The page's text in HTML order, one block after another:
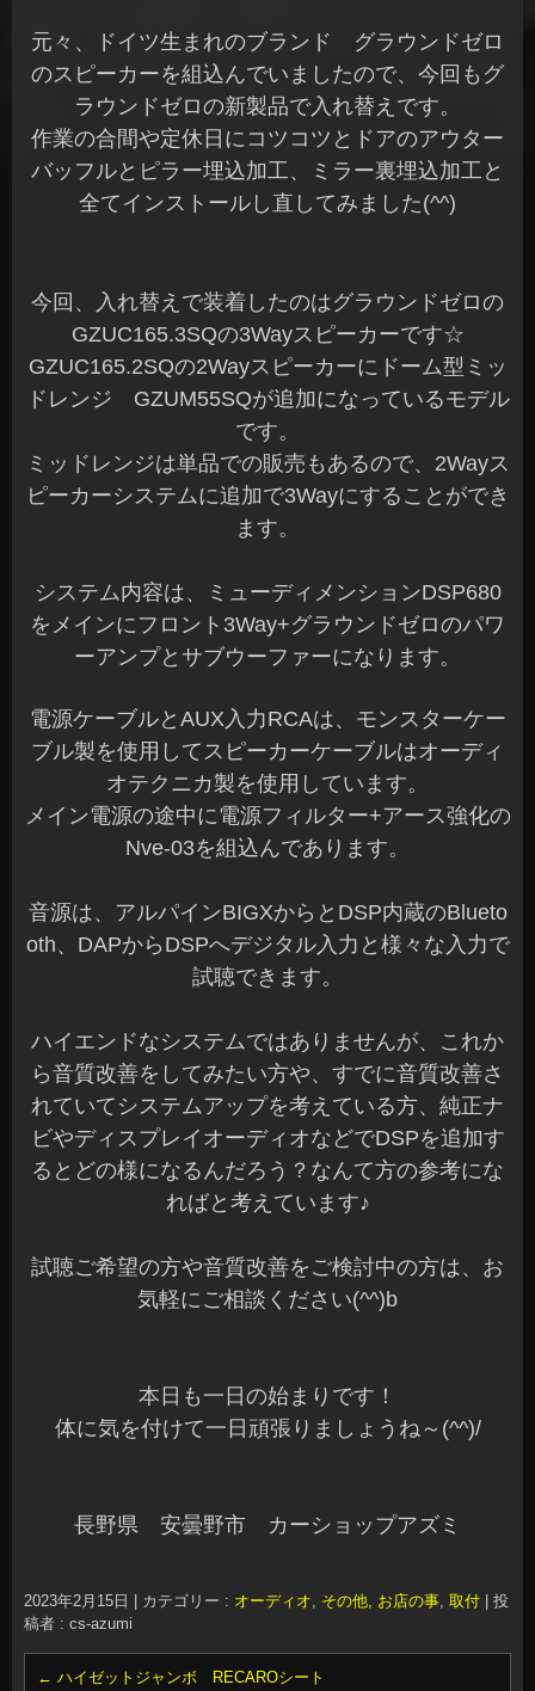
元々、ドイツ生まれのブランド グラウンドゼロ
のスピーカーを組込んでいましたので、今回もグ
ラウンドゼロの新製品で入れ替えです。
作業の合間や定休日にコツコツとドアのアウター
バッフルとピラー埋込加工、ミラー裏埋込加工と
全てインストールし直してみました(^^)
今回、入れ替えで装着したのはグラウンドゼロの
GZUC165.3SQの3Wayスピーカーです☆
GZUC165.2SQの2Wayスピーカーにドーム型ミッ
ドレンジ GZUM55SQが追加になっているモデル
です。
ミッドレンジは単品での販売もあるので、2Wayス
ピーカーシステムに追加で3Wayにすることができ
ます。
システム内容は、ミューディメンションDSP680
をメインにフロント3Way+グラウンドゼロのパワ
ーアンプとサブウーファーになります。
電源ケーブルとAUX入力RCAは、モンスターケー
ブル製を使用してスピーカーケーブルはオーディ
オテクニカ製を使用しています。
メイン電源の途中に電源フィルター+アース強化の
Nve-03を組込んであります。
音源は、アルパインBIGXからとDSP内蔵のBlueto
oth、DAPからDSPへデジタル入力と様々な入力で
試聴できます。
ハイエンドなシステムではありませんが、これか
ら音質改善をしてみたい方や、すでに音質改善さ
れていてシステムアップを考えている方、純正ナ
ビやディスプレイオーディオなどでDSPを追加す
るとどの様になるんだろう？なんて方の参考にな
ればと考えています♪
試聴ご希望の方や音質改善をご検討中の方は、お
気軽にご相談ください(^^)b
本日も一日の始まりです！
体に気を付けて一日頑張りましょうね～(^^)/
長野県 安曇野市 カーショップアズミ
2023年2月15日 カテゴリー : オーディオ, その他, お店の事, 取付
投
稿者 : cs-azumi
← ハイゼットジャンボ RECAROシート